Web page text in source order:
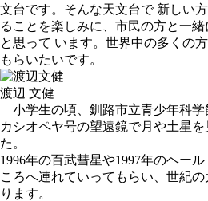
文台です。そんな天文台で 新しい
ることを楽しみに、市民の方と一
と思って います。世界中の多くの
もらいたいです。
渡辺 文健
小学生の頃、釧路市立青少年科学
カシオペヤ号の望遠鏡で月や土星
た。
1996年の百武彗星や1997年のヘー
ころへ連れていってもらい、世紀
ります。